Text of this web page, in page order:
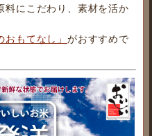
料にこだわり、素材を活か
おもてなし」がおすすめで